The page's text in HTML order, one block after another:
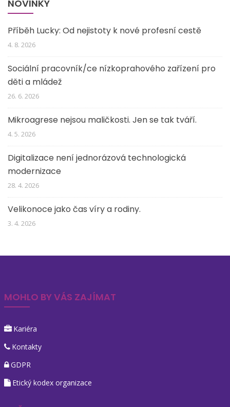
NOVINKY
Příběh Lucky: Od nejistoty k nové profesní cestě
4. 8. 2026
Sociální pracovník/ce nízkoprahového zařízení pro
děti a mládež
26. 6. 2026
Mikroagrese nejsou maličkosti. Jen se tak tváří.
4. 5. 2026
Digitalizace není jednorázová technologická
modernizace
28. 4. 2026
Velikonoce jako čas víry a rodiny.
3. 4. 2026
MOHLO BY VÁS ZAJÍMAT
Kariéra
Kontakty
GDPR
Etický kodex organizace